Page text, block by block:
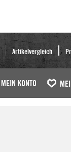
Artikelvergleich
MEIN KONTO